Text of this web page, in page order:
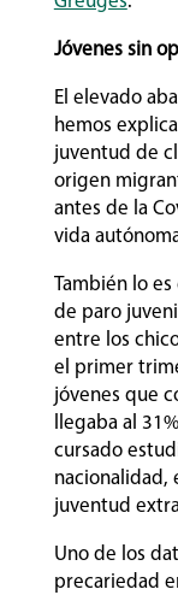
Jóvenes sin
El elevado
hemos
juventud de
origen
antes de la
vida
También lo
de paro
entre los
el primer
jóvenes que
llegaba al
cursado
nacionalidad,
juventud
Uno de los
precariedad